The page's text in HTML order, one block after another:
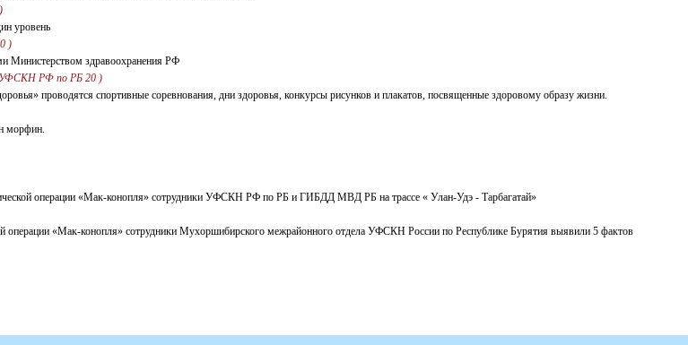
уровень
)
Министерством здравоохранения РФ
УФСКН РФ по РБ 20 )
проводятся спортивные соревнования, дни здоровья, конкурсы рисунков и плакатов, посвященные здоровому образу жизни.
морфин.
операции «Мак-конопля» сотрудники УФСКН РФ по РБ и ГИБДД МВД РБ на трассе « Улан-Удэ - Тарбагатай»
операции «Мак-конопля» сотрудники Мухоршибирского межрайонного отдела УФСКН России по Республике Бурятия выявили 5 фактов